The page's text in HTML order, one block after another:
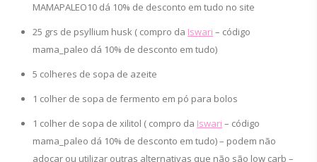
MAMAPALEO10 dá 10% de desconto em tudo no site
25 grs de psyllium husk ( compro da Iswari – código
mama_paleo dá 10% de desconto em tudo)
5 colheres de sopa de azeite
1 colher de sopa de fermento em pó para bolos
1 colher de sopa de xilitol ( compro da Iswari – código
mama_paleo dá 10% de desconto em tudo) – podem não
adoçar ou utilizar outras alternativas que não são low carb –